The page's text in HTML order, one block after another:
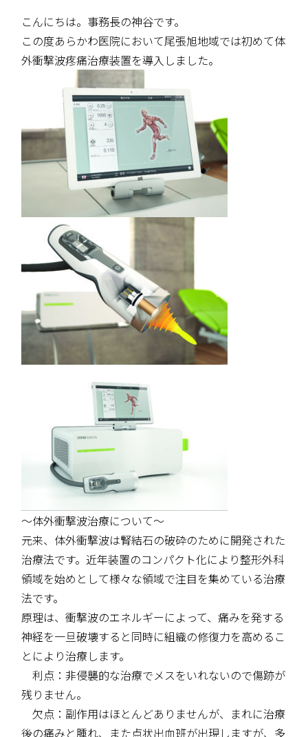
こんにちは。事務長の神谷です。
この度あらかわ医院において尾張旭地域では初めて体
外衝撃波疼痛治療装置を導入しました。
～体外衝撃波治療について～
元来、体外衝撃波は腎結石の破砕のために開発された
治療法です。近年装置のコンパクト化により整形外科
領域を始めとして様々な領域で注目を集めている治療
法です。
原理は、衝撃波のエネルギーによって、痛みを発する
神経を一旦破壊すると同時に組織の修復力を高めるこ
とにより治療します。
利点：非侵襲的な治療でメスをいれないので傷跡が
残りません。
欠点：副作用はほとんどありませんが、まれに治療
後の痛みと腫れ、また点状出血班が出現しますが、多